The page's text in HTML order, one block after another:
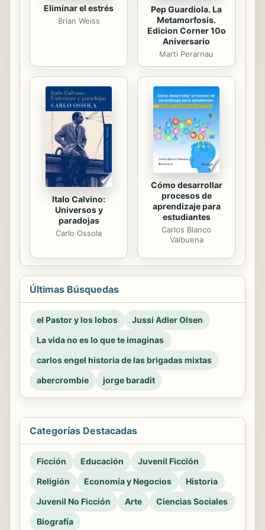
Eliminar el estrés
Brian Weiss
Pep Guardiola. La
Metamorfosis.
Edicion Corner 10o
Aniversario
Marti Perarnau
Italo Calvino:
Universos y
paradojas
Carlo Ossola
Cómo desarrollar
procesos de
aprendizaje para
estudiantes
Carlos Blanco
Valbuena
Últimas Búsquedas
el Pastor y los lobos
Jussi Adler Olsen
La vida no es lo que te imaginas
carlos engel historia de las brigadas mixtas
abercrombie
jorge baradit
Categorías Destacadas
Ficción Educación
Juvenil Ficción
Religión
Economía y Negocios
Historia
Juvenil No Ficción
Arte
Ciencias Sociales
Biografía